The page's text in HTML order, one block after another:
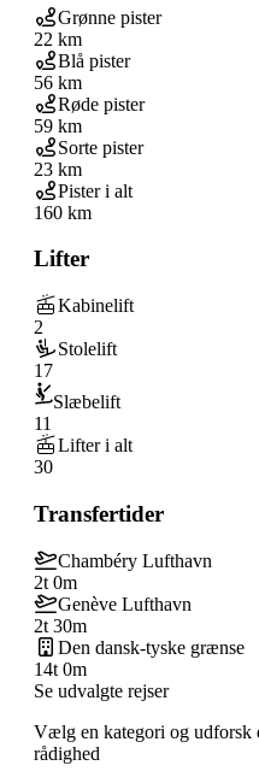
Grønne pister
22 km
Blå pister
56 km
Røde pister
59 km
Sorte pister
23 km
Pister i alt
160 km
Lifter
Kabinelift
2
Stolelift
17
Slæbelift
11
Lifter i alt
30
Transfertider
Chambéry Lufthavn
2t 0m
Genève Lufthavn
2t 30m
Den dansk-tyske grænse
14t 0m
Se udvalgte rejser
Vælg en kategori og udforsk
rådighed